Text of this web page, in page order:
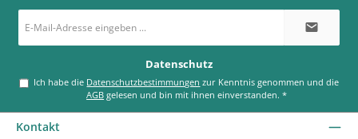
Mail-
*
Datenschutz
Ich habe die Datenschutzbestimmungen
AGB gelesen und bin mit ihnen einverstanden.*
Kontakt